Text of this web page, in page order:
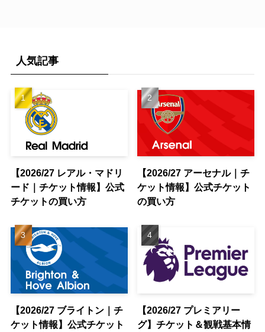
人気記事
【2026/27 レアル・マドリ
ード｜チケット情報】公式
チケットの買い方
【2026/27 アーセナル｜チ
ケット情報】公式チケット
の買い方
【2026/27 ブライトン｜チ
ケット情報】公式チケット
【2026/27 プレミアリー
グ】チケット＆観戦基本情